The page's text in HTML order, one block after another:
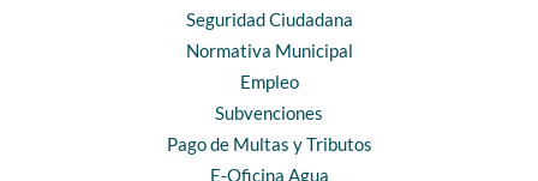
Seguridad Ciudadana
Normativa Municipal
Empleo
Subvenciones
Pago de Multas y Tributos
E-Oficina Agua